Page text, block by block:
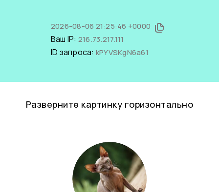
2026-08-06 21:25:46 +0000
Ваш IP: 216.73.217.111
ID запроса: kPYVSKgN6a61
Разверните картинку горизонтально